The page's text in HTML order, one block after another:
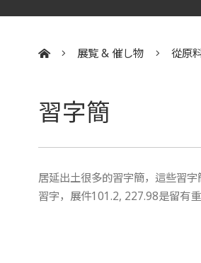
展覧 & 催し物 從原
習字簡
居延出土很多的習字簡，這些習
習字，展件101.2, 227.98是留有